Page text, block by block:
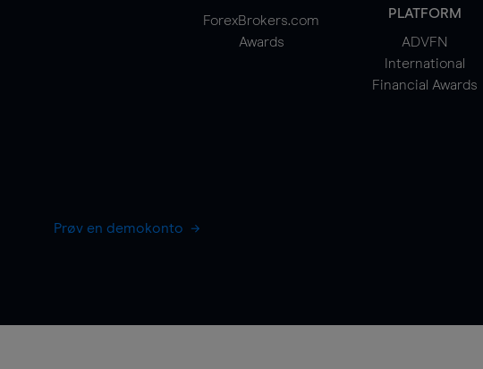
ForexBrokers.com
Awards
PLATFORM
ADVFN
International
Financial Awards
Prøv en demokonto